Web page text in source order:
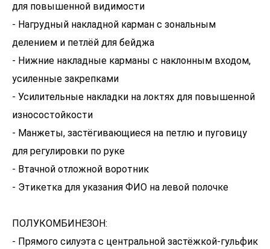
для повышенной видимости
- Нагрудный накладной карман с зональным
делением и петлёй для бейджа
- Нижние накладные карманы с наклонным входом,
усиленные закрепками
- Усилительные накладки на локтях для повышенной
износостойкости
- Манжеты, застёгивающиеся на петлю и пуговицу
для регулировки по руке
- Втачной отложной воротник
- Этикетка для указания ФИО на левой полочке
ПОЛУКОМБИНЕЗОН:
- Прямого силуэта с центральной застёжкой-гульфик